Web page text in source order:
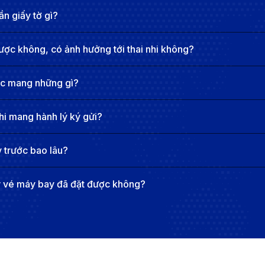
và muốn tiết kiệm chi phí.
như Grab, bạn chỉ cần vài cú chạm là đã có ngay xe
là sân bay lớn nhất và quan trọng nhất của Áo,
và kết nối Vienna với hàng trăm điểm đến quốc tế.
phố
để di chuyển vào trung tâm thành phố tùy theo
nhất, CAT đưa bạn đến trung tâm Vienna chỉ trong
phí đi lại.
giấy tờ gì?
không, có ảnh hưởng tới thai nhi không?
mang những gì?
mang hành lý ký gửi?
trước bao lâu?
vé máy bay đã đặt được không?